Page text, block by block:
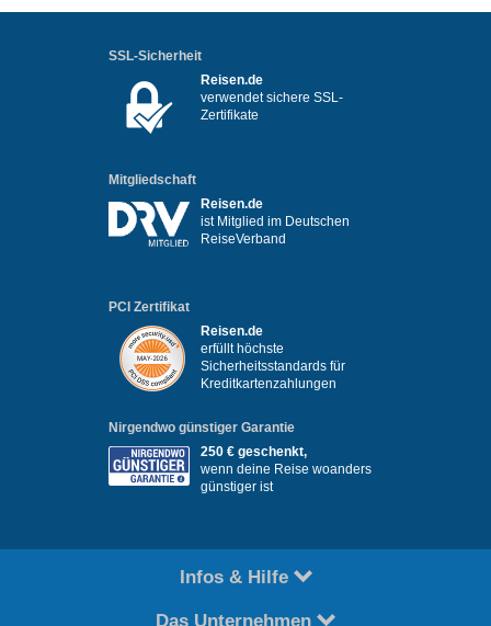
SSL-Sicherheit
Reisen.de
verwendet sichere SSL-
Zertifikate
Mitgliedschaft
Reisen.de
ist Mitglied im Deutschen
ReiseVerband
PCI Zertifikat
Reisen.de
erfüllt höchste
Sicherheitsstandards für
Kreditkartenzahlungen
Nirgendwo günstiger Garantie
250 € geschenkt,
wenn deine Reise woanders
günstiger ist
Infos & Hilfe
Das Unternehmen